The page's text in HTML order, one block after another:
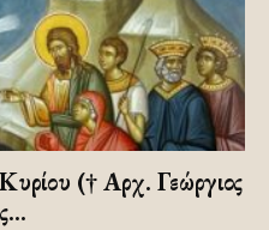
(† Αρχ. Γεώργιος